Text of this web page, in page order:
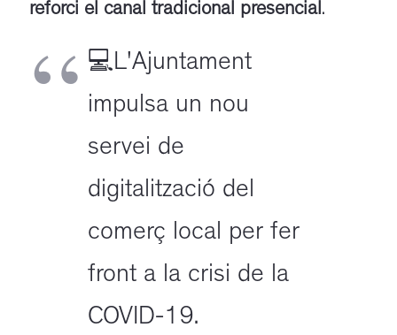
reforci el canal tradicional presencial.
💻L'Ajuntament
impulsa un nou
servei de
digitalització del
comerç local per fer
front a la crisi de la
COVID-19.